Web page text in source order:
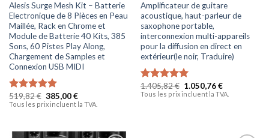
Alesis Surge Mesh Kit – Batterie
Electronique de 8 Pièces en Peau
Maillée, Rack en Chrome et
Module de Batterie 40 Kits, 385
Sons, 60 Pistes Play Along,
Chargement de Samples et
Connexion USB MIDI
Note5.00
sur 5
519,82€ 385,00€
Tous les prix incluent la TVA.
Amplificateur de guitare
acoustique, haut-parleur de
saxophone portable,
interconnexion multi-appareils
pour la diffusion en direct en
extérieur(le noir, Traduire)
Note5.00
sur 5
1.405,82€ 1.050,76€
Tous les prix incluent la TVA.